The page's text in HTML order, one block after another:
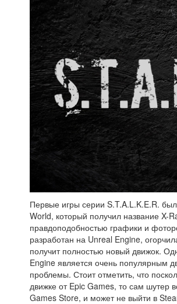
Первые игры серии S.T.A.L.K.E.R.
World, который получил название X-
правдоподобностью графики и
разработан на Unreal Engine,
получит полностью новый движок.
Engine является очень популярным
проблемы. Стоит отметить, что
движке от Epic Games, то сам шутер
Games Store, и может не выйти в